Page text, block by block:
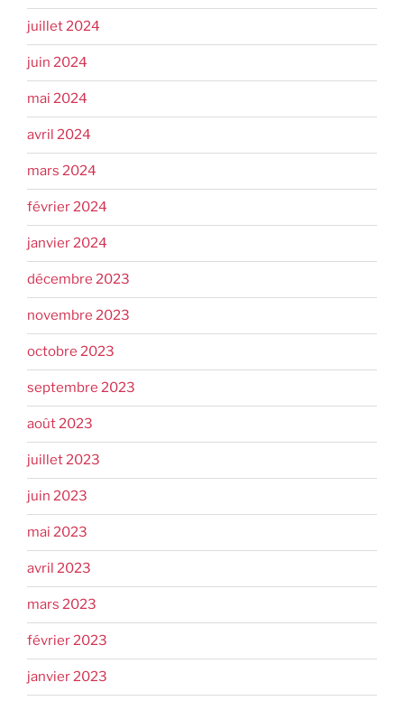
juillet 2024
juin 2024
mai 2024
avril 2024
mars 2024
février 2024
janvier 2024
décembre 2023
novembre 2023
octobre 2023
septembre 2023
août 2023
juillet 2023
juin 2023
mai 2023
avril 2023
mars 2023
février 2023
janvier 2023